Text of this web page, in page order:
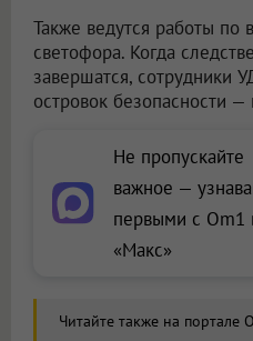
Также ведутся работы по
светофора. Когда
завершатся, сотрудники
островок безопасности —
Не пропускайте
важное —
первыми с Om1
«Макс»
Читайте также на портале